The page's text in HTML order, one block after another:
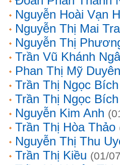
Nguyễn Hoài Vạn
Nguyễn Thị Mai
Nguyễn Thị
Trần Vũ Khánh
Phan Thị Mỹ Duyên
Trần Thị Ngọc Bích
Trần Thị Ngọc Bích
Nguyễn Kim Anh
Trần Thị Hòa Thảo
Nguyễn Thị Thu
Trần Thị Kiều (01/